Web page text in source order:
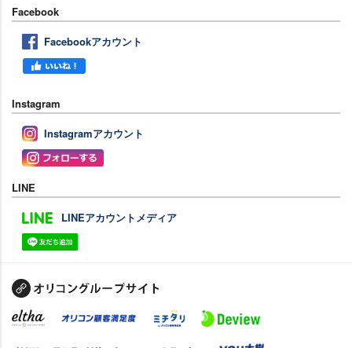
Facebook
Facebookアカウント
Instagram
Instagramアカウント
LINE
LINEアカウントメディア